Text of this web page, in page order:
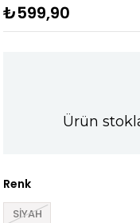
₺599,90
Ürün
Renk
SİYAH